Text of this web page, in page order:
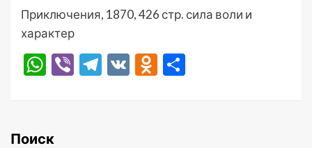
Приключения, 1870, 426 стр. сила воли и
характер
WhatsApp
ViberTelegram
VK Odnoklassniki
Поиск